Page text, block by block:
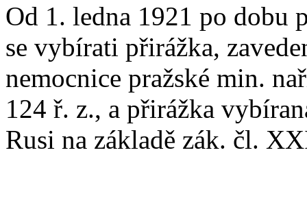
Od 1. ledna 1921 po dobu
se vybírati přirážka,
nemocnice pražské min.
124 ř. z., a přirážka
Rusi na základě zák. čl.